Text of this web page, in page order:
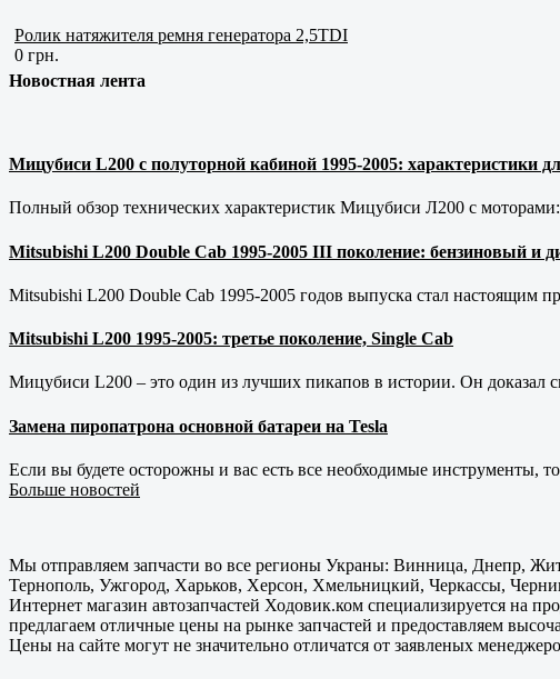
Ролик натяжителя ремня генератора 2,5TDI
0 грн.
Новостная лента
Мицубиси L200 с полуторной кабиной 1995-2005: характеристики
Полный обзор технических характеристик Мицубиси Л200 с
Mitsubishi L200 Double Cab 1995-2005 III поколение: бензиновый и
Mitsubishi L200 Double Cab 1995-2005 годов выпуска стал настоящим
Mitsubishi L200 1995-2005: третье поколение, Single Cab
Мицубиси L200 – это один из лучших пикапов в истории. Он доказал
Замена пиропатрона основной батареи на Tesla
Если вы будете осторожны и вас есть все необходимые инструменты,
Больше новостей
Мы отправляем запчасти во все регионы Украны: Винница, Днепр,
Тернополь, Ужгород, Харьков, Херсон, Хмельницкий, Черкассы,
Интернет магазин автозапчастей Ходовик.ком специализируется на
предлагаем отличные цены на рынке запчастей и предоставляем
Цены на сайте могут не значительно отличатся от заявленых